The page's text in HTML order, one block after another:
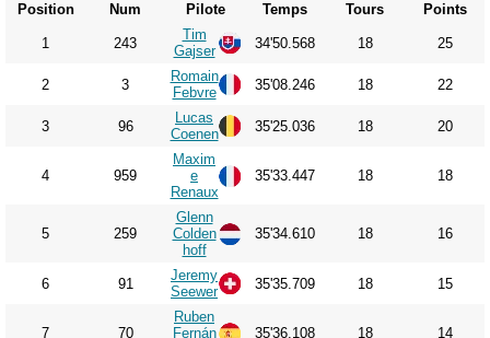
Position Num Pilote Temps Tours Points
1 243
Tim
Gajser
34'50.568 18 25
2 3
Romain
Febvre
35'08.246 18 22
3 96
Lucas
Coenen
35'25.036 18 20
4 959
Maxim
e
Renaux
35'33.447 18 18
5 259
Glenn
Colden
hoff
35'34.610 18 16
6 91
Jeremy
Seewer
35'35.709 18 15
7 70
Ruben
Fernán
35'36.108 18 14